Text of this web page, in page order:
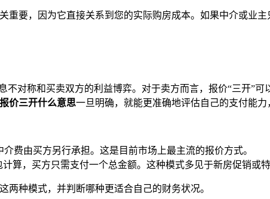
重要，因为它直接关系到您的实际购房成本。如果中介或业
不对称和买卖双方的利益博弈。对于卖方而言，报价“三开”
价三开什么意思一旦明确，就能更准确地评估自己的支付能力
费由买方另行承担。这是目前市场上最主流的报价方式。
算，买方只需支付一个总金额。这种模式多见于新房促销或特
两种模式，并判断哪种更适合自己的财务状况。